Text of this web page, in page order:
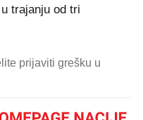
trajanju od tri
prijaviti grešku u